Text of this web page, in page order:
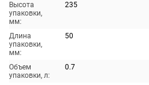
Высота
упаковки,
мм:
235
Длина
упаковки,
мм:
50
Объем
упаковки, л:
0.7